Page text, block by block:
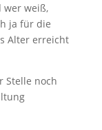
wer weiß,
ja für die
Alter erreicht
Stelle noch